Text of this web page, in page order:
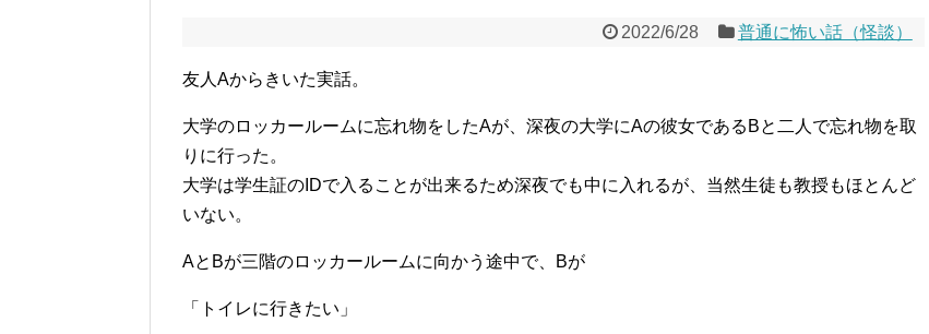
2022/6/28 普通に怖い話（怪談）
友人Aからきいた実話。
大学のロッカールームに忘れ物をしたAが、深夜の大学にAの彼女であるBと二人で忘れ物を取
りに行った。
大学は学生証のIDで入ることが出来るため深夜でも中に入れるが、当然生徒も教授もほとんど
いない。
AとBが三階のロッカールームに向かう途中で、Bが
「トイレに行きたい」